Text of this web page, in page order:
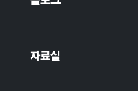
자료실